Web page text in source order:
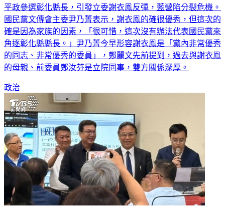
平政參選彰化縣長，引發立委謝衣鳯反彈，藍營陷分裂危機。
國民黨文傳會主委尹乃菁表示，謝衣鳯的確很優秀，但這次的
確是因為家族的因素，「很可惜，這次沒有辦法代表國民黨來
角逐彰化縣縣長。」尹乃菁今早形容謝衣鳯是「黨內非常優秀
的同志、非常優秀的委員」，鄭麗文先前提到，過去與謝衣鳯
的母親、前委員鄭汝芬是立院同事，雙方關係深厚。
政治